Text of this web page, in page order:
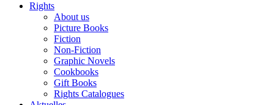
Rights
About us
Picture Books
Fiction
Non-Fiction
Graphic Novels
Cookbooks
Gift Books
Rights Catalogues